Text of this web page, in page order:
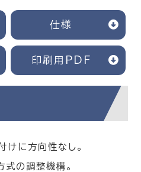
仕様
印刷用PDF
けに方向性なし。
式の調整機構。